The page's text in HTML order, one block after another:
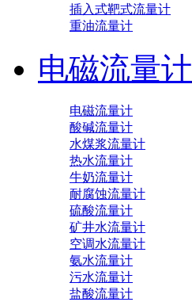
插入式靶式流量计
重油流量计
电磁流量计
电磁流量计
酸碱流量计
水煤浆流量计
热水流量计
牛奶流量计
耐腐蚀流量计
硫酸流量计
矿井水流量计
空调水流量计
氨水流量计
污水流量计
盐酸流量计